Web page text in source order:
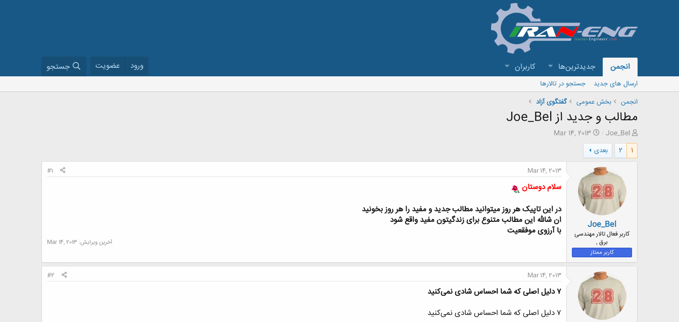
انجمن جدیدترین‌ها کاربران ورود عضویت جستجو
ارسال های جدید
جستجو در تالارها
انجمن
بخش عمومی گفتگوی آزاد
مطالب و جدید از Joe_Bel
ش
ر
ع
ض
ع
Joe_Bel
ت
ا
ر
ی
ش
ر
و
ع
Mar 14, 2013
1
2 بعدی
Joe_Bel
کاربر فعال تالار مهندسی
برق ,
کاربر ممتاز
Mar 14, 2013
#1
سلام دوستان
در این تاپیک هر روز میتوانید مطالب جدید و مفید را هر روز بخونید
ان شالله این مطالب متنوع برای زندگیتون مفید واقع شود
با آرزوی موفقعیت
آخرین ویرایش: Mar 14, 2013
Mar 14, 2013
#2
۷ دلیل اصلی که شما احساس شادی نمی‌کنید
۷ دلیل اصلی که شما احساس شادی نمی‌کنید